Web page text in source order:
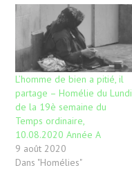
L’homme de bien a pitié, il
partage – Homélie du Lundi
de la 19è semaine du
Temps ordinaire,
10.08.2020 Année A
9 août 2020
Dans "Homélies"